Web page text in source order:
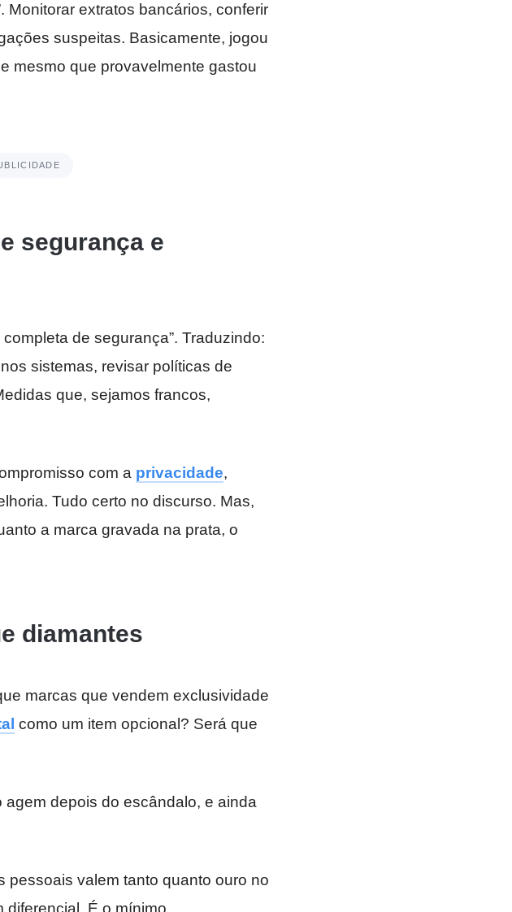
Monitorar extratos bancários, conferir
suspeitas. Basicamente, jogou
mesmo que provavelmente gastou
segurança e
de segurança”. Traduzindo:
sistemas, revisar políticas de
que, sejamos francos,
com a privacidade,
Tudo certo no discurso. Mas,
a marca gravada na prata, o
diamantes
marcas que vendem exclusividade
como um item opcional? Será que
depois do escândalo, e ainda
pessoais valem tanto quanto ouro no
É o mínimo.